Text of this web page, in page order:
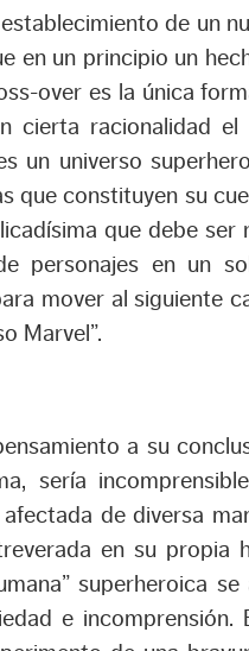
de un
en un principio un
over es la única
cierta racionalidad el
un universo
que constituyen su
que debe ser
personajes en un
mover al siguiente
Marvel”.
a su
sería
de diversa
en su propia
superheroica se
e incomprensión.